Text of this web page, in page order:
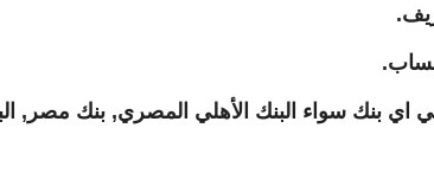
اي بنك سواء البنك الأهلي المصري, بنك مصر,